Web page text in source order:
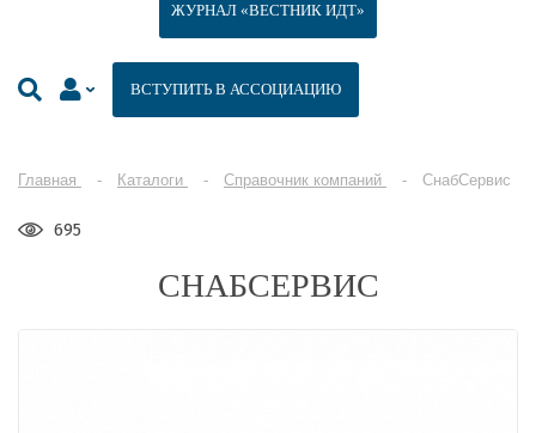
ВСТУПИТЬ В АССОЦИАЦИЮ
ЖУРНАЛ «ВЕСТНИК ИДТ»
Главная Каталоги Справочник компаний СнабСервис
695
СНАБСЕРВИС